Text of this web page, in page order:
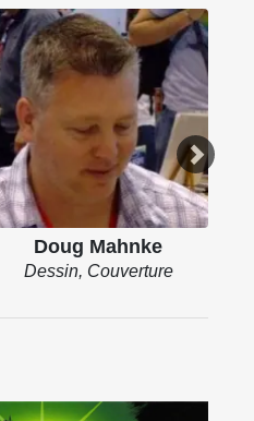
Doug Mahnke
Dessin, Couverture